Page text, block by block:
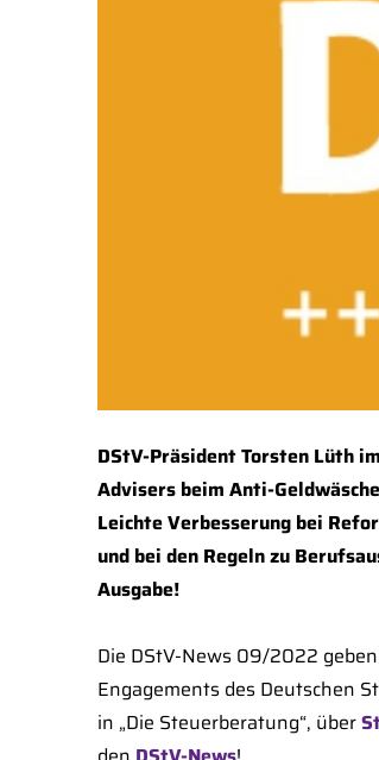
DStV-Präsident Torsten Lüth
Advisers beim Anti-
Leichte Verbesserung bei
und bei den Regeln zu
Ausgabe!
Die DStV-News 09/2022
Engagements des Deutschen
in „Die Steuerberatung“, über